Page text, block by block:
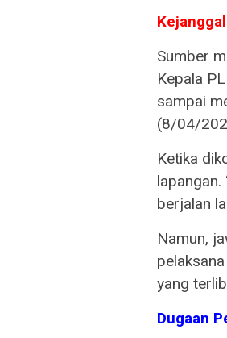
Sumber
Kepala
sampai
(8/04/
Ketika
berjalan
Namun,
yang
Dugaan